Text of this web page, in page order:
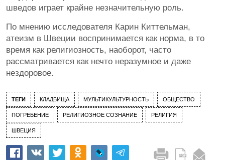
шведов играет крайне незначительную роль.
По мнению исследователя Карин Киттельман,
атеизм в Швеции воспринимается как норма, в то
время как религиозность, наоборот, часто
рассматривается как нечто неразумное и даже
нездоровое.
ТЕГИ КЛАДБИЩА МУЛЬТИКУЛЬТУРНОСТЬ ОБЩЕСТВО
ПОГРЕБЕНИЕ РЕЛИГИОЗНОЕ СОЗНАНИЕ РЕЛИГИЯ
ШВЕЦИЯ